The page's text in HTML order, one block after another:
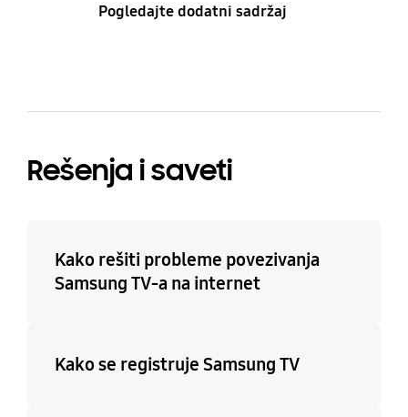
Pogledajte dodatni sadržaj
Rešenja i saveti
Kako rešiti probleme povezivanja
Samsung TV-a na internet
Kako se registruje Samsung TV